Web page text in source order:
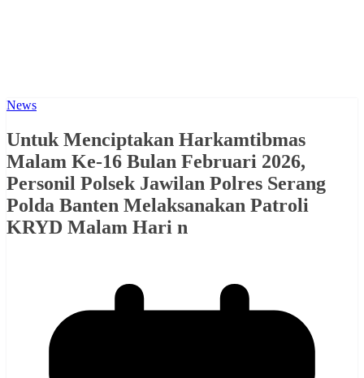
News
Untuk Menciptakan Harkamtibmas
Malam Ke-16 Bulan Februari 2026,
Personil Polsek Jawilan Polres Serang
Polda Banten Melaksanakan Patroli
KRYD Malam Hari n